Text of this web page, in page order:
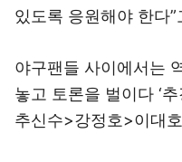
있도록 응원해야 한다
야구팬들 사이에서는
놓고 토론을 벌이다 ‘
추신수>강정호>이대